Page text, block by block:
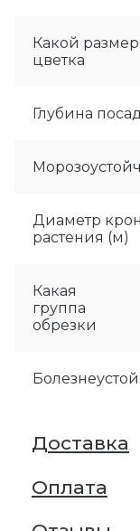
Какой размер
цветка
Глубина
Диаметр
растения (м)
Какая
группа
обрезки
Доставка
Оплата